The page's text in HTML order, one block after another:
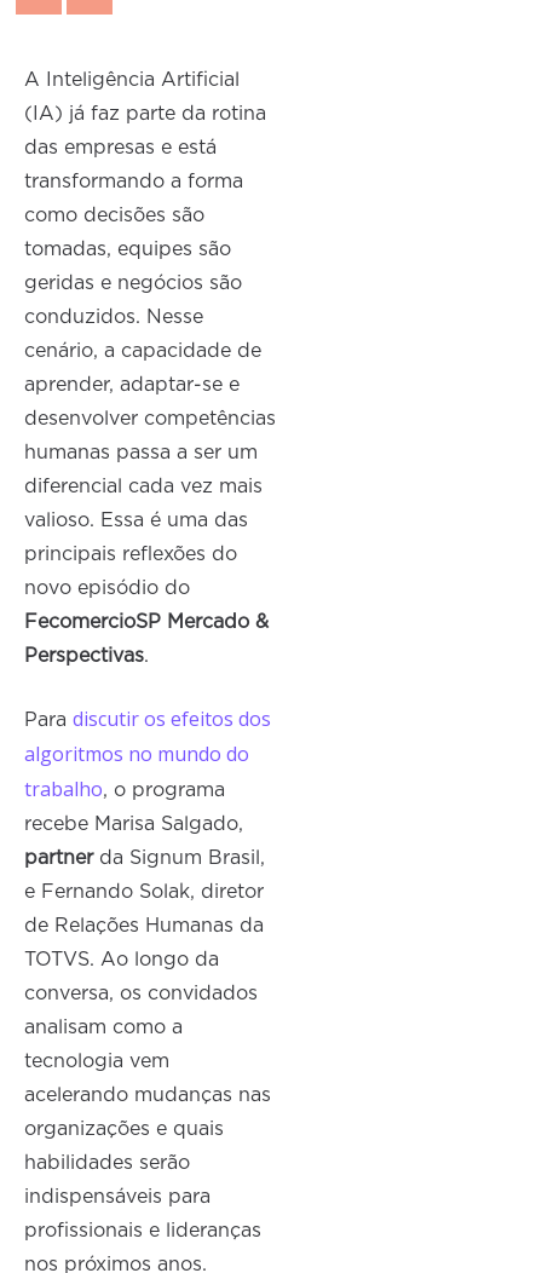
A Inteligência Artificial
(IA) já faz parte da rotina
das empresas e está
transformando a forma
como decisões são
tomadas, equipes são
geridas e negócios são
conduzidos. Nesse
cenário, a capacidade de
aprender, adaptar-se e
desenvolver competências
humanas passa a ser um
diferencial cada vez mais
valioso. Essa é uma das
principais reflexões do
novo episódio do
FecomercioSP Mercado &
Perspectivas.
Paradiscutir os efeitos dos
algoritmos no mundo do
trabalho, o programa
recebe Marisa Salgado,
partner da Signum Brasil,
e Fernando Solak, diretor
de Relações Humanas da
TOTVS. Ao longo da
conversa, os convidados
analisam como a
tecnologia vem
acelerando mudanças nas
organizações e quais
habilidades serão
indispensáveis para
profissionais e lideranças
nos próximos anos.